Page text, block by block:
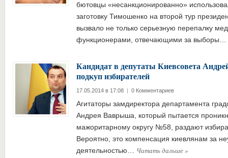
бютовцы «несанкционированно»
заготовку Тимошенко на второй тур
вызвало не только серьезную перепалку
функционерами, отвечающими за выборы…
Кандидат в депутаты Киевсовета
подкуп избирателей
17.05.2014 в 17:08 | 0 Комментариев
Агитаторы замдиректора департамента
Андрея Ваврыша, который пытается
мажоритарному округу №58, раздают
Вероятно, это компенсация киевлянам за
деятельностью… Читать дальше»